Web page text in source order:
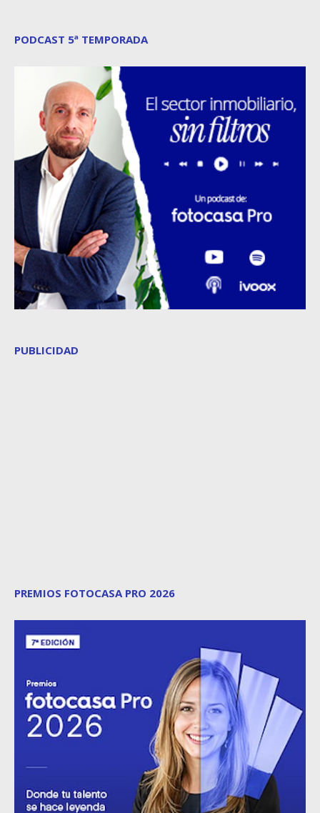
PODCAST 5ª TEMPORADA
PUBLICIDAD
PREMIOS FOTOCASA PRO 2026